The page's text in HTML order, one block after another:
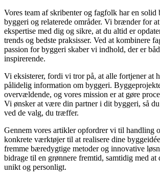
Vores team af skribenter og fagfolk har en solid
byggeri og relaterede områder. Vi brænder for
ekspertise med dig og sikre, at du altid er
trends og bedste praksisser. Ved at kombinere
passion for byggeri skaber vi indhold, der er
inspirerende.
Vi eksisterer, fordi vi tror på, at alle fortjener at
pålidelig information om byggeri.
overvældende, og vores mission er at gøre
Vi ønsker at være din partner i dit byggeri, så
ved de valg, du træffer.
Gennem vores artikler opfordrer vi til handling
konkrete værktøjer til at realisere dine
fremme bæredygtige metoder og innovative
bidrage til en grønnere fremtid, samtidig med at
unikt og personligt.